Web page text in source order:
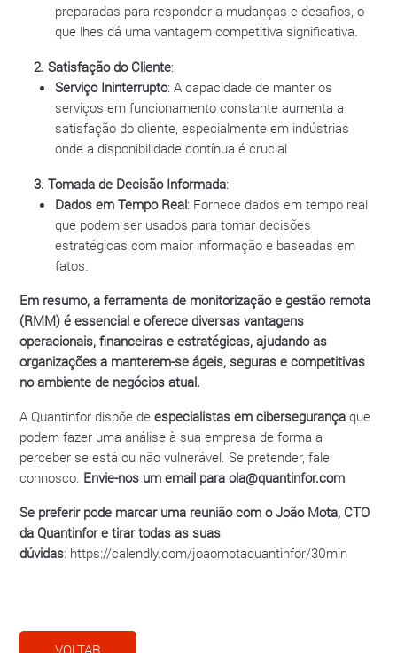
preparadas para responder a mudanças e desafios, o
que lhes dá uma vantagem competitiva significativa.
2. Satisfação do Cliente:
Serviço Ininterrupto: A capacidade de manter os
serviços em funcionamento constante aumenta a
satisfação do cliente, especialmente em indústrias
onde a disponibilidade contínua é crucial
3. Tomada de Decisão Informada:
Dados em Tempo Real: Fornece dados em tempo real
que podem ser usados para tomar decisões
estratégicas com maior informação e baseadas em
fatos.
Em resumo, a ferramenta de monitorização e gestão remota
(RMM) é essencial e oferece diversas vantagens
operacionais, financeiras e estratégicas, ajudando as
organizações a manterem-se ágeis, seguras e competitivas
no ambiente de negócios atual.
A Quantinfor dispõe deespecialistas em cibersegurança que
podem fazer uma análise à sua empresa de forma a
perceber se está ou não vulnerável. Se pretender, fale
connosco. Envie-nos um email para ola@quantinfor.com
Se preferir pode marcar uma reunião com o João Mota, CTO
da Quantinfor e tirar todas as suas
dúvidas: https://calendly.com/joaomotaquantinfor/30min
VOLTAR